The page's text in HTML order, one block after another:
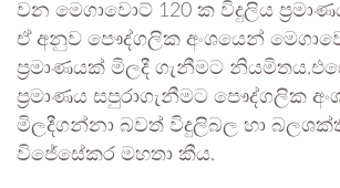
වන මෙගාවොට් 120 ක විදුලිය
ඒ අනුව පෞද්ගලික අංශයෙන්
ප්‍රමාණයක් මිලදී ගැනීමට
ප්‍රමාණය සපුරාගැනීමට පෞද්ගලික
මිලදීගන්නා බවත් විදුලිබල හා
විජේසේකර මහතා කීය.